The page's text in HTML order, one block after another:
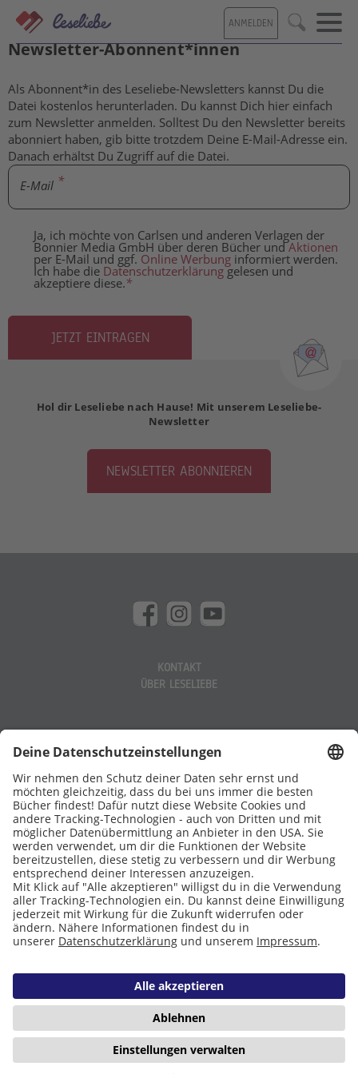
Direkt
zum
Inhalt
ANMELDEN Suche
Kostenlose Inhalte für Leseliebe-
Newsletter-Abonnent*innen
Als Abonnent*in des Leseliebe-Newsletters kannst Du die
Datei kostenlos herunterladen. Du kannst Dich hier einfach
zum Newsletter anmelden. Solltest Du den Newsletter bereits
abonniert haben, gib bitte trotzdem Deine E-Mail-Adresse ein.
Danach erhältst Du Zugriff auf die Datei.
E-Mail
Ja, ich möchte von Carlsen und anderen Verlagen der
Bonnier Media GmbH über deren Bücher undAktionen
per E-Mail und ggf. Online Werbung informiert werden.
Ich habe die Datenschutzerklärunggelesen und
akzeptiere diese.*
JETZT EINTRAGEN
Hol dir Leseliebe nach Hause! Mit unserem Leseliebe-
Newsletter
NEWSLETTER ABONNIEREN
KONTAKT
ÜBER LESELIEBE
UNTERSTÜTZT VON
Eltern
Stiftung Lesen
IMPRESSUM
COOKIES
Copyright © 2026 Leseliebe